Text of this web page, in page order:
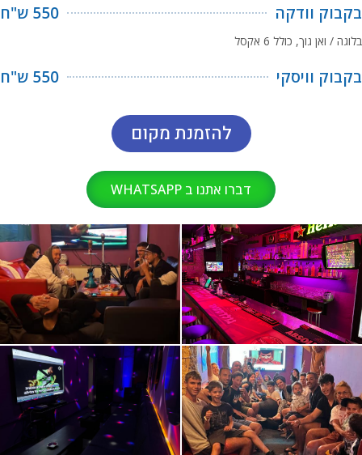
בקבוק וודקה 550 ש"ח
בלוגה / ואן גוך, כולל 6 אקסל
בקבוק וויסקי 550 ש"ח
להזמנת מקום
דברו אתנו ב WHATSAPP